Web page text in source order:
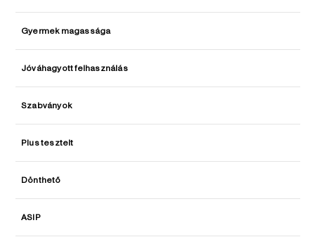
Gyermek magassága
Jóváhagyott felhasználás
Szabványok
Plus tesztelt
Dönthető
ASIP